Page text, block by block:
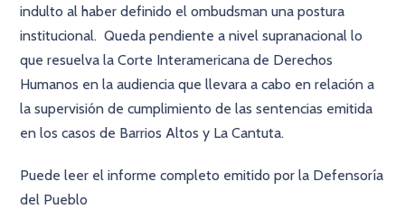
indulto al haber definido el ombudsman una postura
institucional. Queda pendiente a nivel supranacional lo
que resuelva la Corte Interamericana de Derechos
Humanos en la audiencia que llevara a cabo en relación a
la supervisión de cumplimiento de las sentencias emitida
en los casos de Barrios Altos y La Cantuta.
Puede leer el informe completo emitido por la Defensoría
del Pueblo